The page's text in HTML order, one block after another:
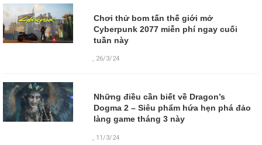
Chơi thử bom tấn thế giới mở
Cyberpunk 2077 miễn phí ngay cuối
tuần này
, 26/3/24
Những điều cần biết về Dragon’s
Dogma 2 – Siêu phẩm hứa hẹn phá đảo
làng game tháng 3 này
11/3/24